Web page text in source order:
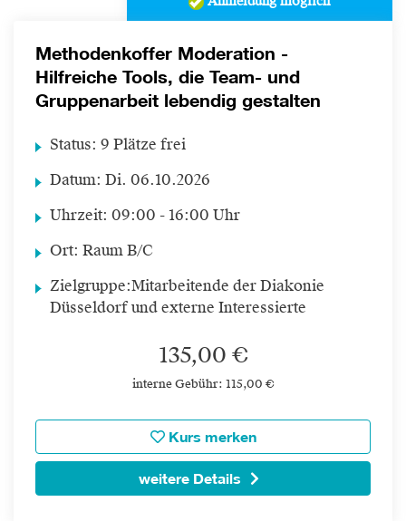
Methodenkoffer Moderation -
Hilfreiche Tools, die Team- und
Gruppenarbeit lebendig gestalten
Status: 9 Plätze frei
Datum: Di. 06.10.2026
Uhrzeit: 09:00 - 16:00 Uhr
Ort: Raum B/C
Zielgruppe:Mitarbeitende der Diakonie
Düsseldorf und externe Interessierte
135,00 €
interne Gebühr: 115,00 €
Kurs merken
weitere Details